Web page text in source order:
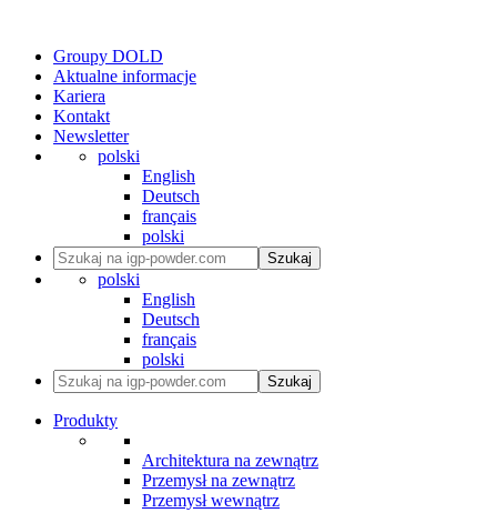
Groupy DOLD
Aktualne informacje
Kariera
Kontakt
Newsletter
polski
English
Deutsch
français
polski
Szukaj
polski
English
Deutsch
français
polski
Szukaj
Produkty
Architektura na zewnątrz
Przemysł na zewnątrz
Przemysł wewnątrz